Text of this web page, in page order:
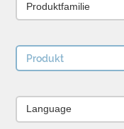
Produktfamilie
Produkt
Language